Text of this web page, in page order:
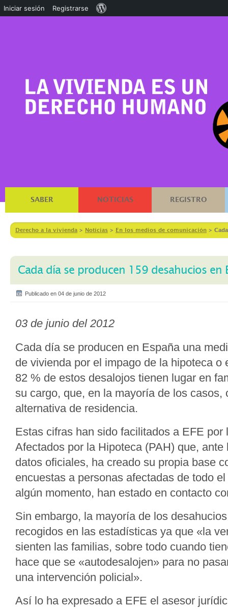
SABER NOTICIAS REGISTRO
Derecho a la vivienda > Notícias > En los medios de comunicación >
Cada día se producen 159 desahucios en
Publicado en 04 de junio de 2012
03 de junio del 2012
Cada día se producen en España una
de vivienda por el impago de la hipoteca o
82 % de estos desalojos tienen lugar en
su cargo, que, en la mayoría de los casos,
alternativa de residencia.
Estas cifras han sido facilitados a EFE por
Afectados por la Hipoteca (PAH) que,
datos oficiales, ha creado su propia base
encuestas a personas afectadas de todo
algún momento, han estado en contacto
Sin embargo, la mayoría de los
recogidos en las estadísticas ya que «la
sienten las familias, sobre todo cuando
hace que se «autodesalojen» para no
una intervención policial».
Así lo ha expresado a EFE el asesor
Iniciar sesión Registrarse